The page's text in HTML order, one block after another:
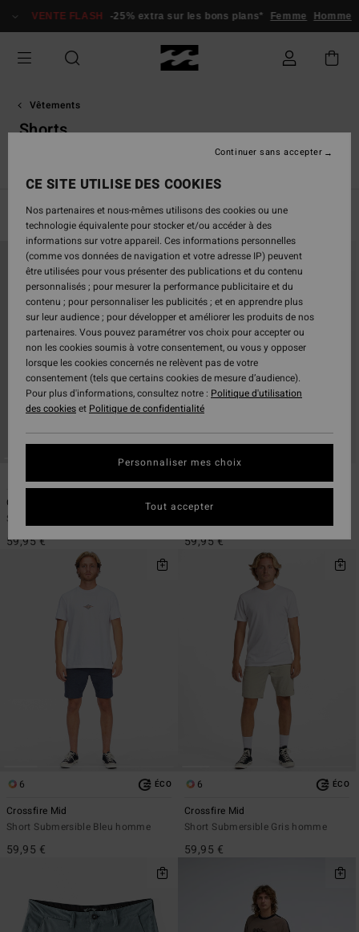
sélection
produits
VENTE FLASH -25% extra sur les bons plans* Femme Homme
Vêtements
Shorts
Filtrer & Trier
Passer
critères
filtrage
recherche
Crossfire
Short Submersible Beige homme
59,95 €
Crossfire
59,95 €
6 ÉCO
Crossfire Mid
Short Submersible Bleu homme
59,95 €
6 ÉCO
Crossfire Mid
Short Submersible Gris homme
59,95 €
CE SITE UTILISE DES COOKIES
Nos partenaires et nous-mêmes utilisons des cookies ou une
technologie équivalente pour stocker et/ou accéder à des
informations sur votre appareil. Ces informations personnelles
(comme vos données de navigation et votre adresse IP) peuvent
être utilisées pour vous présenter des publications et du contenu
personnalisés ; pour mesurer la performance publicitaire et du
contenu ; pour personnaliser les publicités ; et en apprendre plus
sur leur audience ; pour développer et améliorer les produits de nos
partenaires. Vous pouvez paramétrer vos choix pour accepter ou
non les cookies soumis à votre consentement, ou vous y opposer
lorsque les cookies concernés ne relèvent pas de votre
consentement (tels que certains cookies de mesure d’audience).
Pour plus d'informations, consultez notre : Politique d'utilisation
des cookieset Politique de confidentialité
Personnaliser mes choix
Continuer sans accepter
Tout accepter